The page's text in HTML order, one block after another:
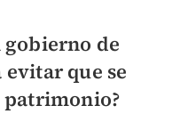
gobierno de
que se
patrimonio?